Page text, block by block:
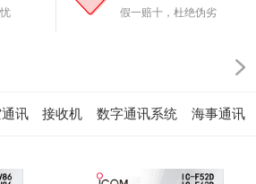
假一赔十，杜绝伪劣
讯 接收机 数字通讯系统 海事通讯